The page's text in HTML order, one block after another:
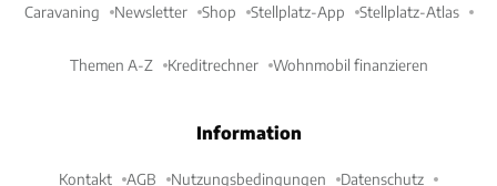
Caravaning Newsletter Shop Stellplatz-App Stellplatz-Atlas
Themen A-Z Kreditrechner Wohnmobil finanzieren
Information
Kontakt AGB Nutzungsbedingungen Datenschutz